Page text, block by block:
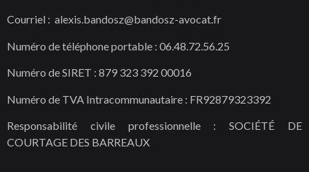
Courriel : alexis.bandosz@bandosz-avocat.fr
Numéro de téléphone portable : 06.48.72.56.25
Numéro de SIRET : 879 323 392 00016
Numéro de TVA Intracommunautaire : FR92879323392
Responsabilité civile professionnelle : SOCIÉTÉ DE
COURTAGE DES BARREAUX